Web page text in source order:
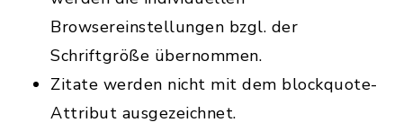
Browsereinstellungen bzgl. der
Schriftgröße übernommen.
Zitate werden nicht mit dem blockquote-
Attribut ausgezeichnet.